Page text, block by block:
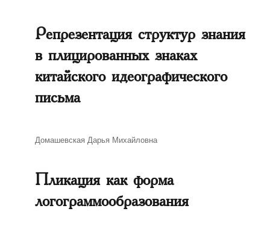
Репрезентация структур знания
в плицированных знаках
китайского идеографического
письма
Автор
Домашевская Дарья Михайловна
Пликация как форма
логограммообразования